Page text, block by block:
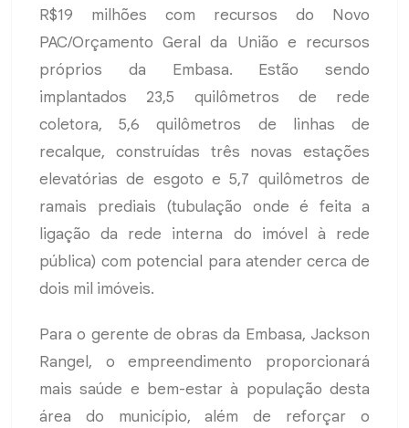
R$19 milhões com recursos do Novo
PAC/Orçamento Geral da União e recursos
próprios da Embasa. Estão sendo
implantados 23,5 quilômetros de rede
coletora, 5,6 quilômetros de linhas de
recalque, construídas três novas estações
elevatórias de esgoto e 5,7 quilômetros de
ramais prediais (tubulação onde é feita a
ligação da rede interna do imóvel à rede
pública) com potencial para atender cerca de
dois mil imóveis.
Para o gerente de obras da Embasa, Jackson
Rangel, o empreendimento proporcionará
mais saúde e bem-estar à população desta
área do município, além de reforçar o